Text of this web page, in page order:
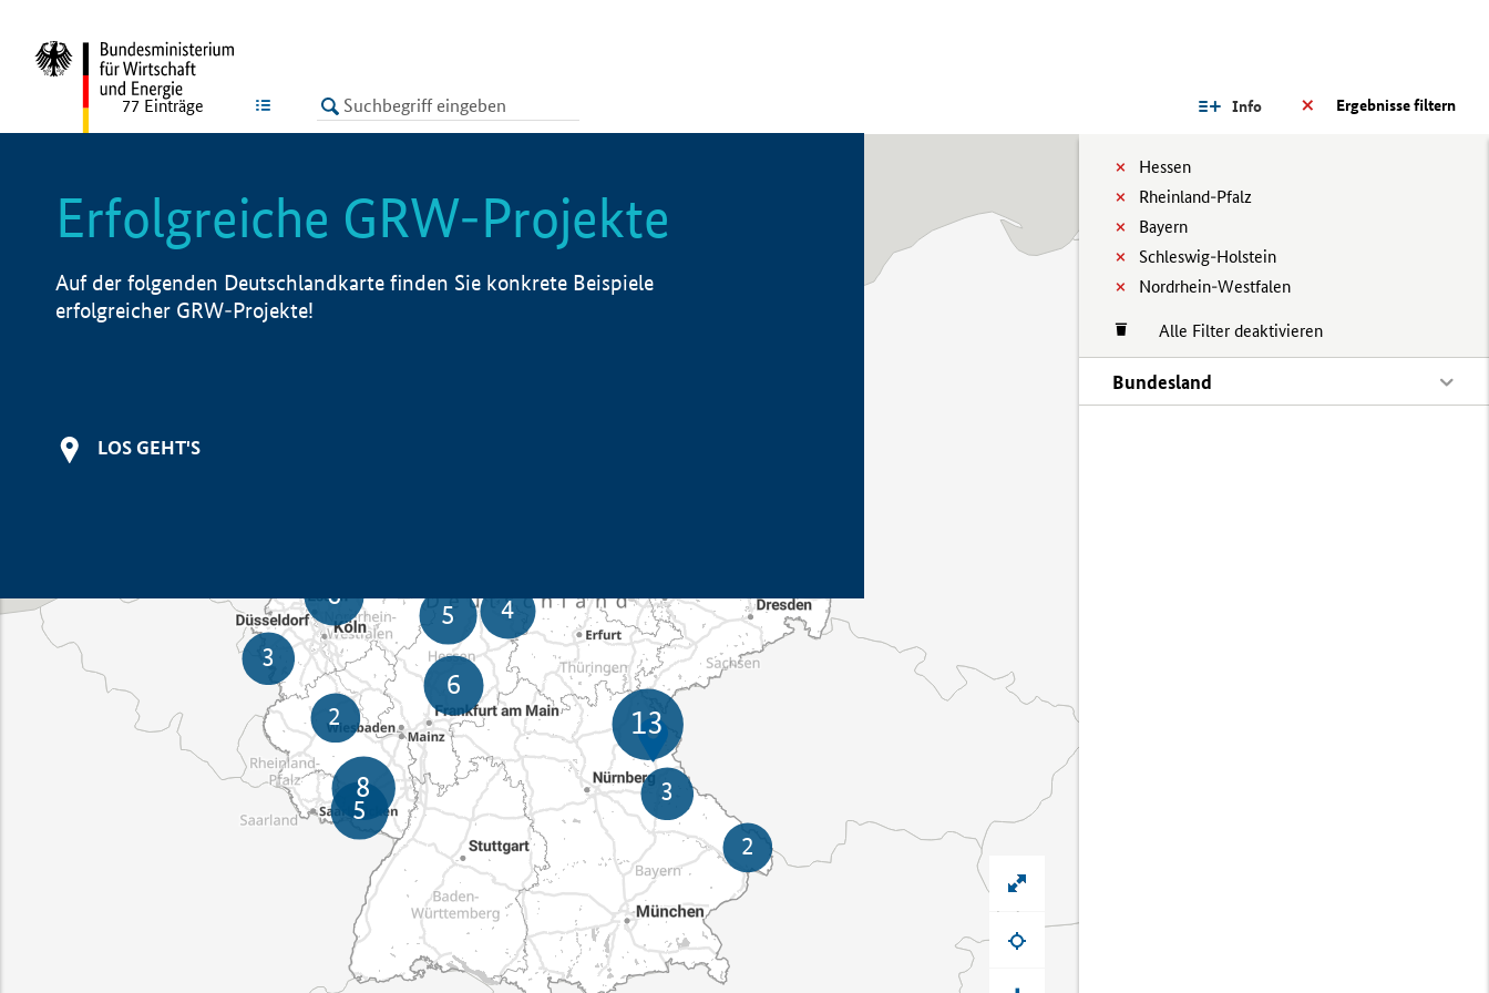
LISTE Ergebnisse filtern
Info
Hessen
Rheinland-Pfalz
Bayern
Schleswig-Holstein
Nordrhein-Westfalen
Alle Filter deaktivieren
Bundesland
77 Einträge
Erfolgreiche GRW-Projekte
Auf der folgenden Deutschlandkarte finden Sie konkrete Beispiele
erfolgreicher GRW-Projekte!
LOS GEHT'S